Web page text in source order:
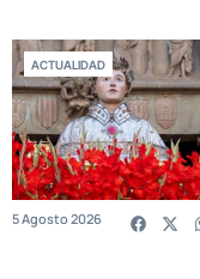
ACTUALIDAD
5 Agosto 2026